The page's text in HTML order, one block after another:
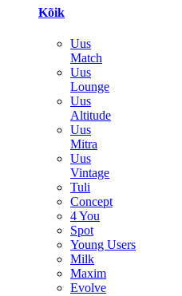
Kõik
Uus
Match
Uus
Lounge
Uus
Altitude
Uus
Mitra
Uus
Vintage
Tuli
Concept
4 You
Spot
Young Users
Milk
Maxim
Evolve